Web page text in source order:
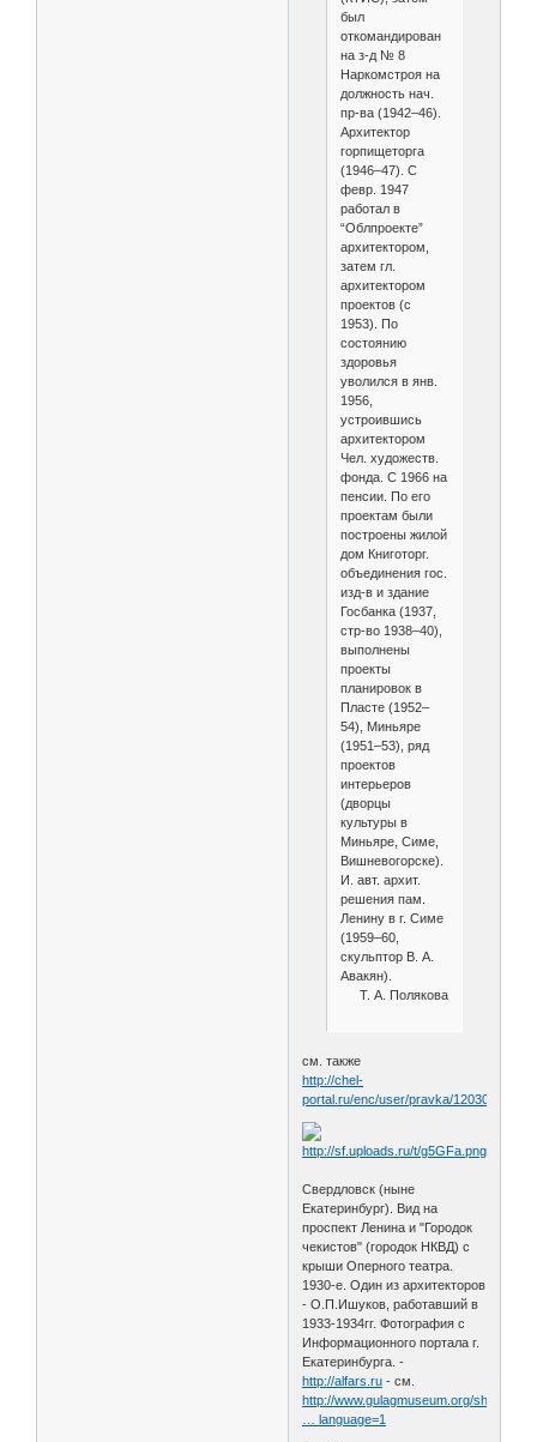
был
откомандирован
на з-д № 8
Наркомстроя на
должность нач.
пр-ва (1942–46).
Архитектор
горпищеторга
(1946–47). С
февр. 1947
работал в
“Облпроекте”
архитектором,
затем гл.
архитектором
проектов (с
1953). По
состоянию
здоровья
уволился в янв.
1956,
устроившись
архитектором
Чел. художеств.
фонда. С 1966 на
пенсии. По его
проектам были
построены жилой
дом Книготорг.
объединения гос.
изд-в и здание
Госбанка (1937,
стр-во 1938–40),
выполнены
проекты
планировок в
Пласте (1952–
54), Миньяре
(1951–53), ряд
проектов
интерьеров
(дворцы
культуры в
Миньяре, Симе,
Вишнево­горске).
И. авт. архит.
решения пам.
Ленину в г. Симе
(1959–60,
скульптор В. А.
Авакян).
Т. А. Полякова
см. также
http://chel-
portal.ru/enc/user/pravka/120309
Свердловск (ныне
Екатеринбург). Вид на
проспект Ленина и "Городок
чекистов" (городок НКВД) с
крыши Оперного театра.
1930-е. Один из архитекторов
- О.П.Ишуков, работавший в
1933-1934гг. Фотография с
Информационного портала г.
Екатеринбурга. -
http://alfars.ru - см.
http://www.gulagmuseum.org/
… language=1